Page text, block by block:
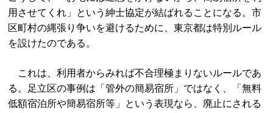
用させてくれ」という紳士協定が結ばれることになる。市
区町村の縄張り争いを避けるために、東京都は特別ルール
を設けたのである。
これは、利用者からみれば不合理極まりないルールであ
る。足立区の事例は「管外の簡易宿所」ではなく、「無料
低額宿泊所や簡易宿所等」という表現なら、廃止にされる